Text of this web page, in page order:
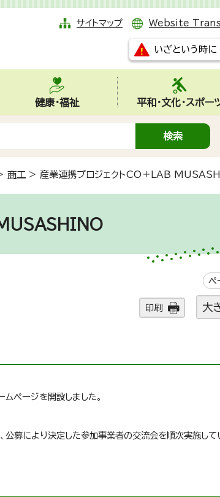
サイトマップ Website
いざという時に
健康・福祉 平和・文化・スポー
商工 > 産業連携プロジェクトCO＋LAB
ペ
印刷 大
ページを開設しました。
公募により決定した参加事業者の交流会を順次実施して